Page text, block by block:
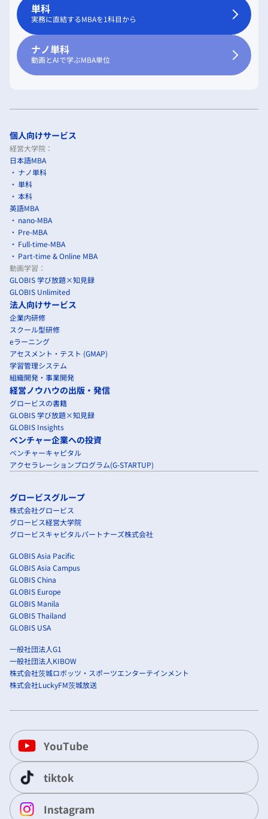
単科
実務に直結するMBAを1科目から
ナノ単科
動画とAIで学ぶMBA単位
個人向けサービス
経営大学院：
日本語MBA
ナノ単科
単科
本科
英語MBA
nano-MBA
Pre-MBA
Full-time-MBA
Part-time & Online MBA
動画学習：
GLOBIS 学び放題×知見録
GLOBIS Unlimited
法人向けサービス
企業内研修
スクール型研修
eラーニング
アセスメント・テスト (GMAP)
学習管理システム
組織開発・事業開発
経営ノウハウの出版・発信
グロービスの書籍
GLOBIS 学び放題×知見録
GLOBIS Insights
ベンチャー企業への投資
ベンチャーキャピタル
アクセラレーションプログラム(G-STARTUP)
グロービスグループ
株式会社グロービス
グロービス経営大学院
グロービスキャピタルパートナーズ株式会社
GLOBIS Asia Pacific
GLOBIS Asia Campus
GLOBIS China
GLOBIS Europe
GLOBIS Manila
GLOBIS Thailand
GLOBIS USA
一般社団法人G1
一般社団法人KIBOW
株式会社茨城ロボッツ・スポーツエンターテインメント
株式会社LuckyFM茨城放送
YouTube
tiktok
Instagram